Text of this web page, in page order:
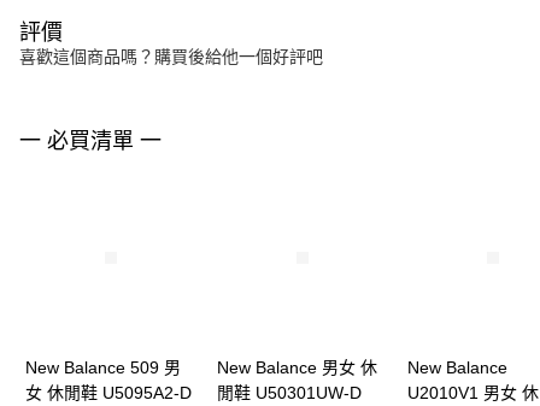
評價
喜歡這個商品嗎？購買後給他一個好評吧
一 必買清單 一
New Balance 509 男
女 休閒鞋 U5095A2-D
New Balance 男女 休
閒鞋 U50301UW-D
New Balance
U2010V1 男女